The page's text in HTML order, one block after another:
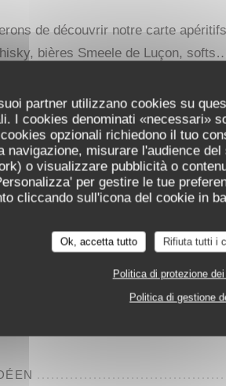
partner utilizzano cookies su
I cookies denominati «necessari»
opzionali richiedono il tuo
navigazione, misurare l'audience
o visualizzare pubblicità o
per gestire le tue
cliccando sull'icona del cookie in
Ok, accetta tutto Rifiuta tutti i
Politica di protezione
Politica di gestione
de découvrir notre carte
bières Smeele de Luçon,
Gin, vemouth, sirop de rose & Champagne
eau pétillante, citron vert &Les